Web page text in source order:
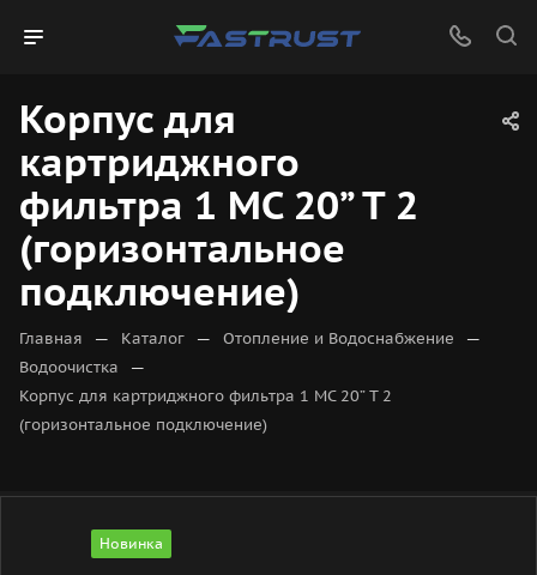
Корпус для
картриджного
фильтра 1 МС 20” Т 2
(горизонтальное
подключение)
Главная — Каталог — Отопление и Водоснабжение —
Водоочистка —
Корпус для картриджного фильтра 1 МС 20” Т 2
(горизонтальное подключение)
Новинка